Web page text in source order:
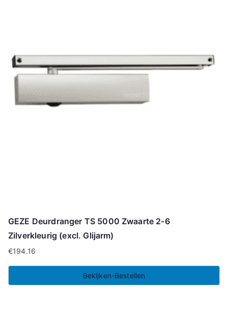
GEZE Deurdranger TS 5000 Zwaarte 2-6
Zilverkleurig (excl. Glijarm)
€194.16
Bekijken-Bestellen